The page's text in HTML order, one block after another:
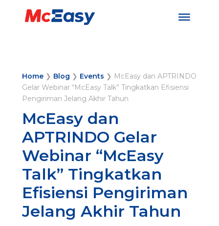
Home❯ Blog ❯ Events ❯ McEasy dan APTRINDO
Gelar Webinar “McEasy Talk” Tingkatkan Efisiensi
Pengiriman Jelang Akhir Tahun
McEasy dan
APTRINDO Gelar
Webinar “McEasy
Talk” Tingkatkan
Efisiensi Pengiriman
Jelang Akhir Tahun